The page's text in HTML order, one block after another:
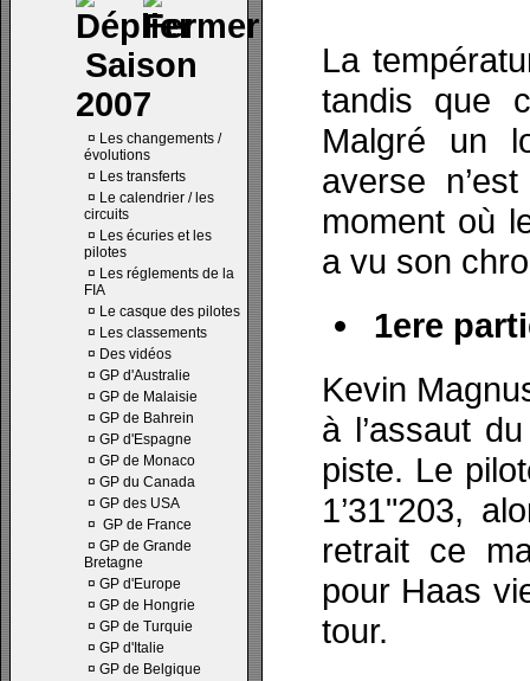
Saison
2007
¤ Les changements /
évolutions
¤ Les transferts
¤ Le calendrier / les
circuits
¤ Les écuries et les
pilotes
¤ Les réglements de la
FIA
¤ Le casque des pilotes
¤ Les classements
¤ Des vidéos
¤ GP d'Australie
¤ GP de Malaisie
¤ GP de Bahrein
¤ GP d'Espagne
¤ GP de Monaco
¤ GP du Canada
¤ GP des USA
¤ GP de France
¤ GP de Grande
Bretagne
¤ GP d'Europe
¤ GP de Hongrie
¤ GP de Turquie
¤ GP d'Italie
¤ GP de Belgique
La
tandis que
Malgré un
averse
moment où
a vu son
1ere
Kevin
à l’assaut
piste. Le
1’31"203,
retrait ce
pour Haas
tour.